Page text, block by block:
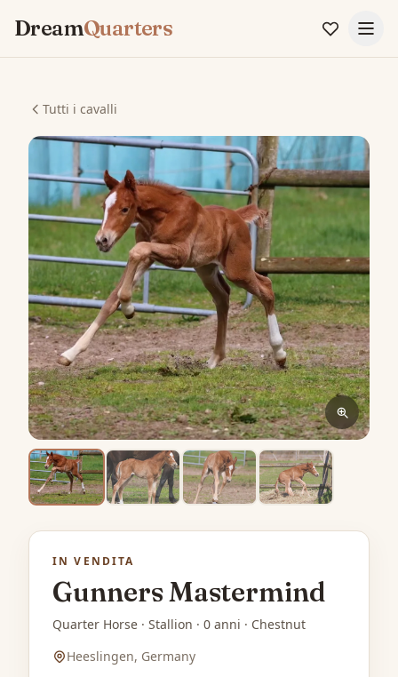
DreamQuarters
Tutti i cavalli
IN VENDITA
Gunners Mastermind
Quarter Horse · Stallion · 0 anni · Chestnut
Heeslingen, Germany